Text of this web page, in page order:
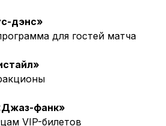
дэнс»
для гостей матча
фанк»
VIP-билетов